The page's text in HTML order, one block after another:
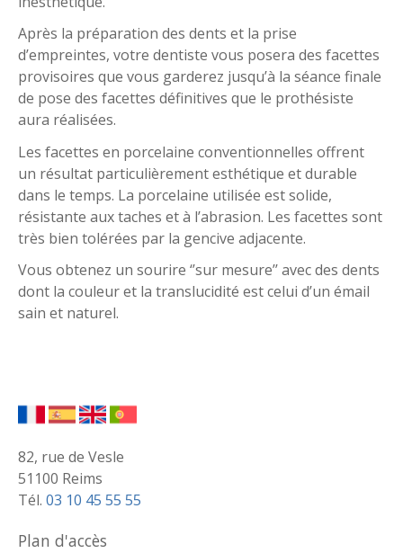
Après la préparation des dents et la prise
d’empreintes, votre dentiste vous posera des facettes
provisoires que vous garderez jusqu’à la séance finale
de pose des facettes définitives que le prothésiste
aura réalisées.
Les facettes en porcelaine conventionnelles offrent
un résultat particulièrement esthétique et durable
dans le temps. La porcelaine utilisée est solide,
résistante aux taches et à l’abrasion. Les facettes sont
très bien tolérées par la gencive adjacente.
Vous obtenez un sourire ‘’sur mesure’’ avec des dents
dont la couleur et la translucidité est celui d’un émail
sain et naturel.
82, rue de Vesle
51100 Reims
Tél. 03 10 45 55 55
Plan d'accès